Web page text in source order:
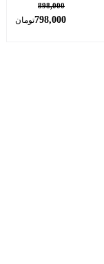
898,000
798,000تومان